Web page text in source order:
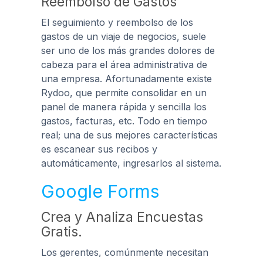
El seguimiento y reembolso de los
gastos de un viaje de negocios, suele
ser uno de los más grandes dolores de
cabeza para el área administrativa de
una empresa. Afortunadamente existe
Rydoo, que permite consolidar en un
panel de manera rápida y sencilla los
gastos, facturas, etc. Todo en tiempo
real; una de sus mejores características
es escanear sus recibos y
automáticamente, ingresarlos al sistema.
Google Forms
Crea y Analiza Encuestas
Gratis.
Los gerentes, comúnmente necesitan